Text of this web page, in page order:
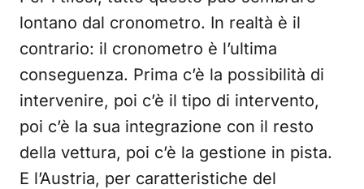
lontano dal cronometro. In realtà è il
contrario: il cronometro è l’ultima
conseguenza. Prima c’è la possibilità di
intervenire, poi c’è il tipo di intervento,
poi c’è la sua integrazione con il resto
della vettura, poi c’è la gestione in pista.
E l’Austria, per caratteristiche del